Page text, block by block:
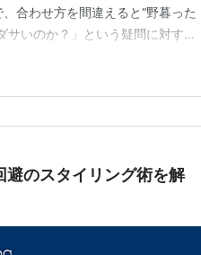
合わせ方を間違えると“野暮った
サいのか？」という疑問に対する
どコーデに悩んでいる」「購入
ひ…
のスタイリング術を解